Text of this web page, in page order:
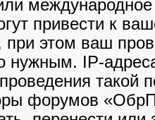
привести к
этом ваш
нужным. IP-
такой
форумов